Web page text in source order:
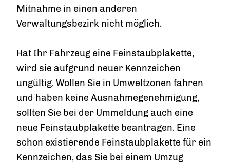
Mitnahme in einen anderen
Verwaltungsbezirk nicht möglich.
Hat Ihr Fahrzeug eine Feinstaubplakette,
wird sie aufgrund neuer Kennzeichen
ungültig. Wollen Sie in Umweltzonen fahren
und haben keine Ausnahmegenehmigung,
sollten Sie bei der Ummeldung auch eine
neue Feinstaubplakette beantragen. Eine
schon existierende Feinstaubplakette für ein
Kennzeichen, das Sie bei einem Umzug